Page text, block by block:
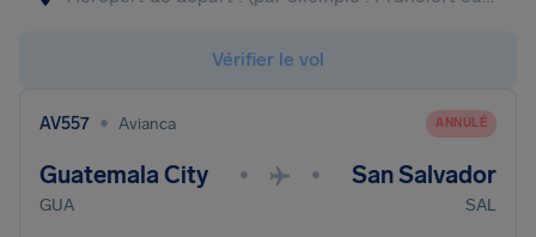
Vérifier le vol
AV557 • Avianca ANNULÉ
Guatemala City • • San Salvador
GUA SAL